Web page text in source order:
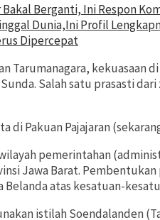
Berganti, Ini Respon
Dunia,Ini Profil
Dipercepat
Tarumanagara, kekuasaan
Salah satu prasasti
di Pakuan Pajajaran
pemerintahan
Jawa Barat.
Belanda atas kesatuan-
istilah Soendalanden